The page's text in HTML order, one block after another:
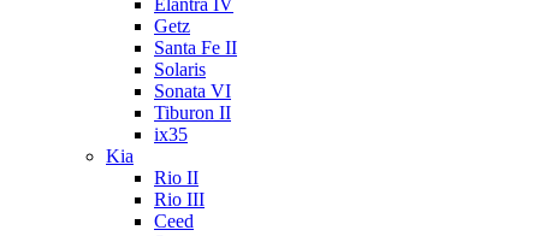
Elantra IV
Getz
Santa Fe II
Solaris
Sonata VI
Tiburon II
ix35
Kia
Rio II
Rio III
Ceed